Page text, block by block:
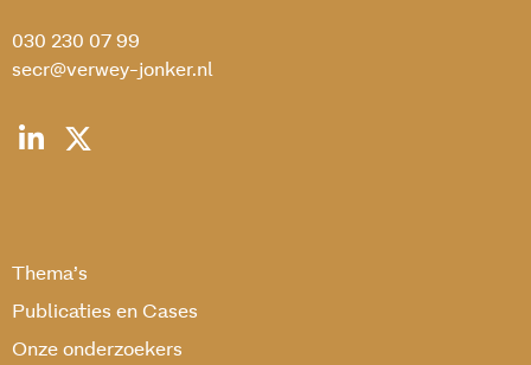
030 230 07 99
secr@verwey-jonker.nl
Thema’s
Publicaties en Cases
Onze onderzoekers